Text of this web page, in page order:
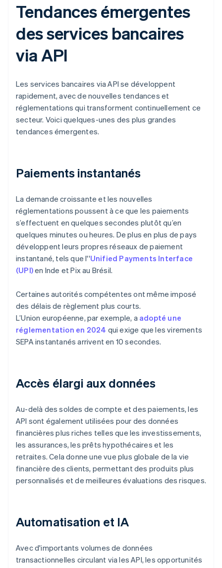
Tendances émergentes
des services bancaires
via API
Les services bancaires via API se développent
rapidement, avec de nouvelles tendances et
réglementations qui transforment continuellement ce
secteur. Voici quelques-unes des plus grandes
tendances émergentes.
Paiements instantanés
La demande croissante et les nouvelles
réglementations poussent à ce que les paiements
s’effectuent en quelques secondes plutôt qu’en
quelques minutes ou heures. De plus en plus de pays
développent leurs propres réseaux de paiement
instantané, tels que l''Unified Payments Interface
(UPI)en Inde et Pix au Brésil.
Certaines autorités compétentes ont même imposé
des délais de règlement plus courts.
L’Union européenne, par exemple, a adopté une
réglementation en 2024 qui exige que les virements
SEPA instantanés arrivent en 10 secondes.
Accès élargi aux données
Au-delà des soldes de compte et des paiements, les
API sont également utilisées pour des données
financières plus riches telles que les investissements,
les assurances, les prêts hypothécaires et les
retraites. Cela donne une vue plus globale de la vie
financière des clients, permettant des produits plus
personnalisés et de meilleures évaluations des risques.
Automatisation et IA
Avec d'importants volumes de données
transactionnelles circulant via les API, les opportunités